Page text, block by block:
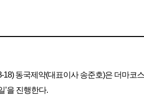
18) 동국제약(대표이사 송준호)은 더마코
’을 진행한다.